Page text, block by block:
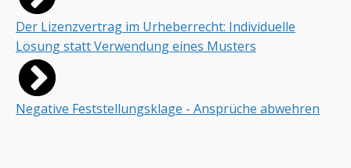
Der Lizenzvertrag im Urheberrecht: Individuelle
Lösung statt Verwendung eines Musters
Negative Feststellungsklage - Ansprüche abwehren